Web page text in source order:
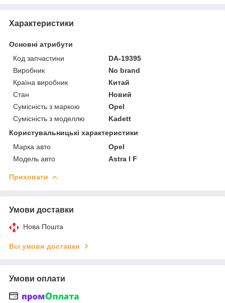
Характеристики
Основні атрибути
Код запчастини
DA-19395
Виробник
No brand
Країна виробник
Китай
Стан
Новий
Сумісність з маркою
Opel
Сумісність з моделлю
Kadett
Користувальницькі характеристики
Марка авто
Opel
Модель авто
Astra I F
Приховати
Умови доставки
Нова Пошта
Всі умови доставки
Умови оплати